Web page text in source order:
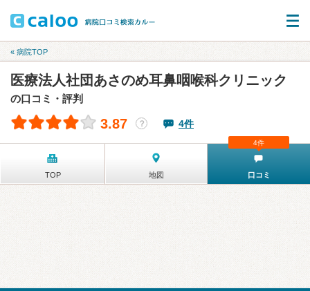
« 病院TOP
医療法人社団あさのめ耳鼻咽喉科クリニック
の口コミ・評判
3.87 ？ 4件
TOP 地図 口コミ
4件